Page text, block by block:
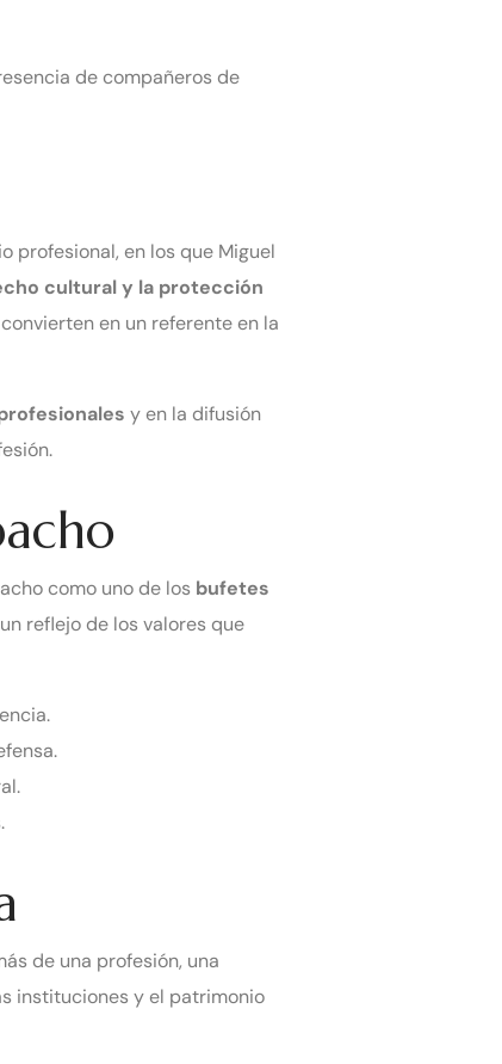
de compañeros de
profesional, en los que Miguel
cultural y la protección
en un referente en la
y en la difusión
como uno de los bufetes
reflejo de los valores que
de una profesión, una
instituciones y el patrimonio